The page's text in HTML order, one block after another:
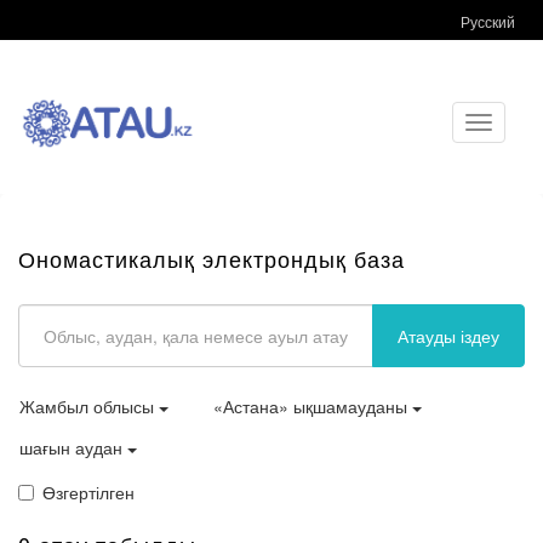
Русский
Toggle
Ономастикалық электрондық база
Атауды іздеу
Жамбыл облысы
«Астана» ықшамауданы
шағын аудан
Өзгертілген